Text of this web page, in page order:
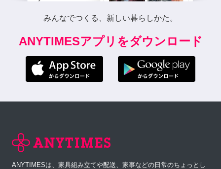
みんなでつくる、新しい暮らしかた。
ANYTIMESアプリをダウンロード
ANYTIMESは、家具組み立てや配送、家事などの日常のちょっとし